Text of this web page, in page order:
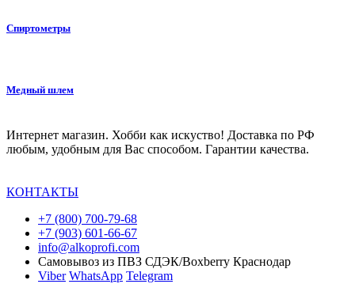
Спиртометры
Медный шлем
Интернет магазин. Хобби как искуство! Доставка по РФ
любым, удобным для Вас способом. Гарантии качества.
КОНТАКТЫ
+7 (800) 700-79-68
+7 (903) 601-66-67
info@alkoprofi.com
Самовывоз из ПВЗ СДЭК/Boxberry Краснодар
Viber WhatsApp Telegram